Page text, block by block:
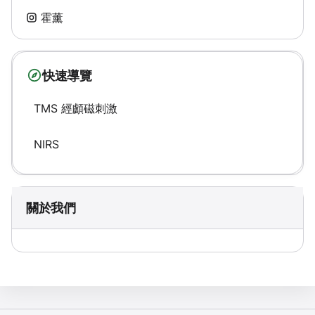
霍薰
快速導覽
TMS 經顱磁刺激
NIRS
關於我們